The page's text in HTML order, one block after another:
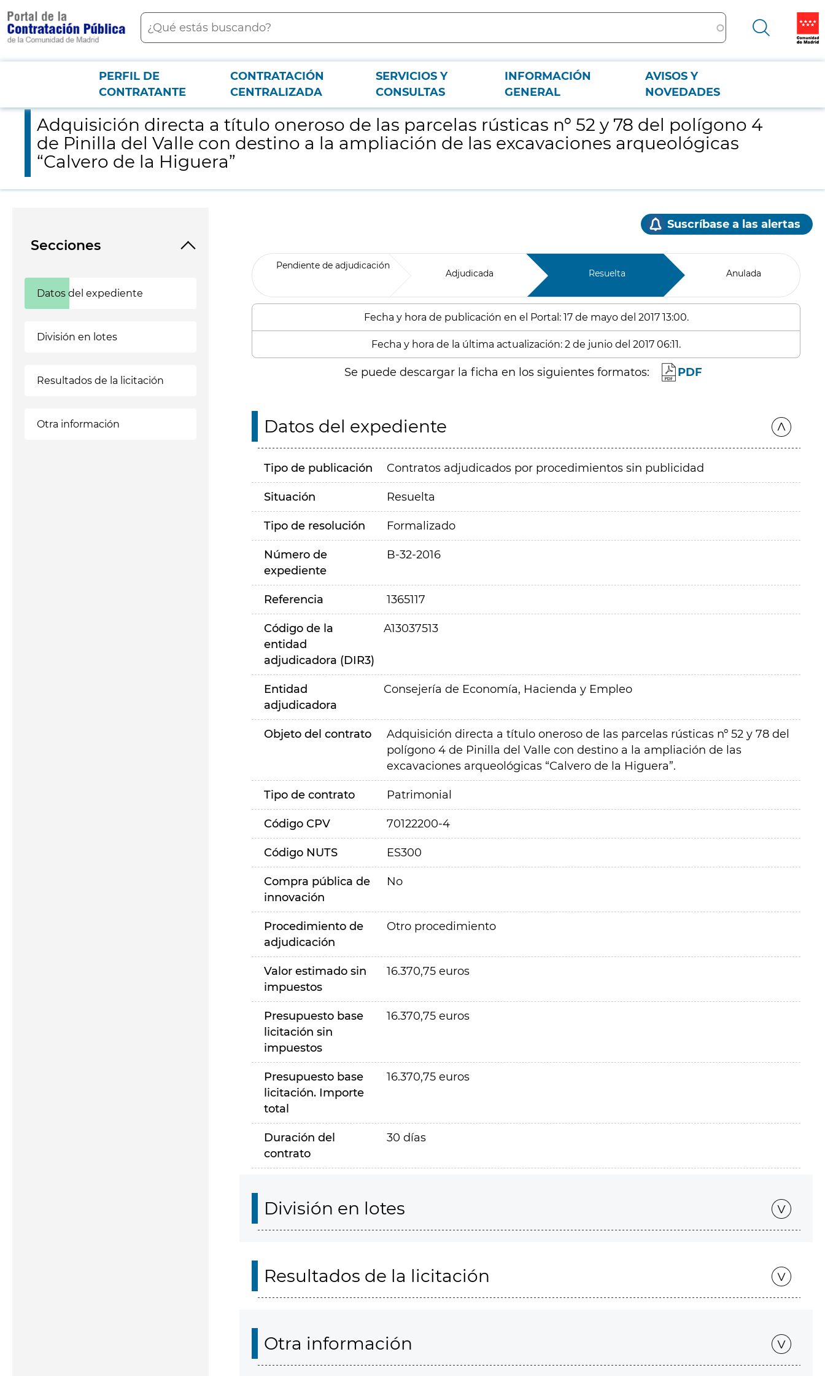
contenido
principal
Buscar
Menú PCON
PERFIL DE
CONTRATANTE
CONTRATACIÓN
CENTRALIZADA
SERVICIOS Y
CONSULTAS
INFORMACIÓN
GENERAL
AVISOS Y
NOVEDADES
Adquisición directa a título oneroso de las parcelas rústicas nº 52 y 78 del polígono 4 de Pinilla del Valle con destino a la ampliación de las excavaciones arqueológicas “Calvero de la Higuera”
Adquisición directa a título oneroso de las parcelas rústicas nº 52 y 78 del polígono 4
de Pinilla del Valle con destino a la ampliación de las excavaciones arqueológicas
“Calvero de la Higuera”
Secciones
Datos del expediente
División en lotes
Resultados de la licitación
Otra información
Suscríbase a las alertas
Pendiente de adjudicación
Adjudicada Resuelta Anulada
Fecha y hora de publicación en el Portal: 17 de mayo del 2017 13:00.
Fecha y hora de la última actualización: 2 de junio del 2017 06:11.
Se puede descargar la ficha en los siguientes formatos: PDF
Datos del expediente
Tipo de publicación Contratos adjudicados por procedimientos sin publicidad
Situación Resuelta
Tipo de resolución Formalizado
Número de
expediente
B-32-2016
Referencia 1365117
Código de la
entidad
adjudicadora (DIR3)
A13037513
Entidad
adjudicadora
Consejería de Economía, Hacienda y Empleo
Objeto del contrato
Adquisición directa a título oneroso de las parcelas rústicas nº 52 y 78 del
polígono 4 de Pinilla del Valle con destino a la ampliación de las
excavaciones arqueológicas “Calvero de la Higuera”.
Tipo de contrato Patrimonial
Código CPV 70122200-4
Código NUTS ES300
Compra pública de
innovación
No
Procedimiento de
adjudicación
Otro procedimiento
Valor estimado sin
impuestos
16.370,75 euros
Presupuesto base
licitación sin
impuestos
16.370,75 euros
Presupuesto base
licitación. Importe
total
16.370,75 euros
Duración del
contrato
30 días
División en lotes
Resultados de la licitación
Otra información